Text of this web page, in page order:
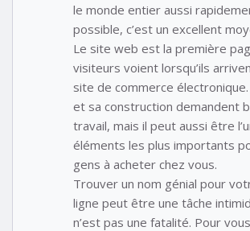
le monde entier aussi
possible, c’est un excellent
Le site web est la première
visiteurs voient lorsqu’ils
site de commerce électronique.
et sa construction demandent
travail, mais il peut aussi être
éléments les plus importants
gens à acheter chez vous.
Trouver un nom génial pour
ligne peut être une tâche
n’est pas une fatalité. Pour